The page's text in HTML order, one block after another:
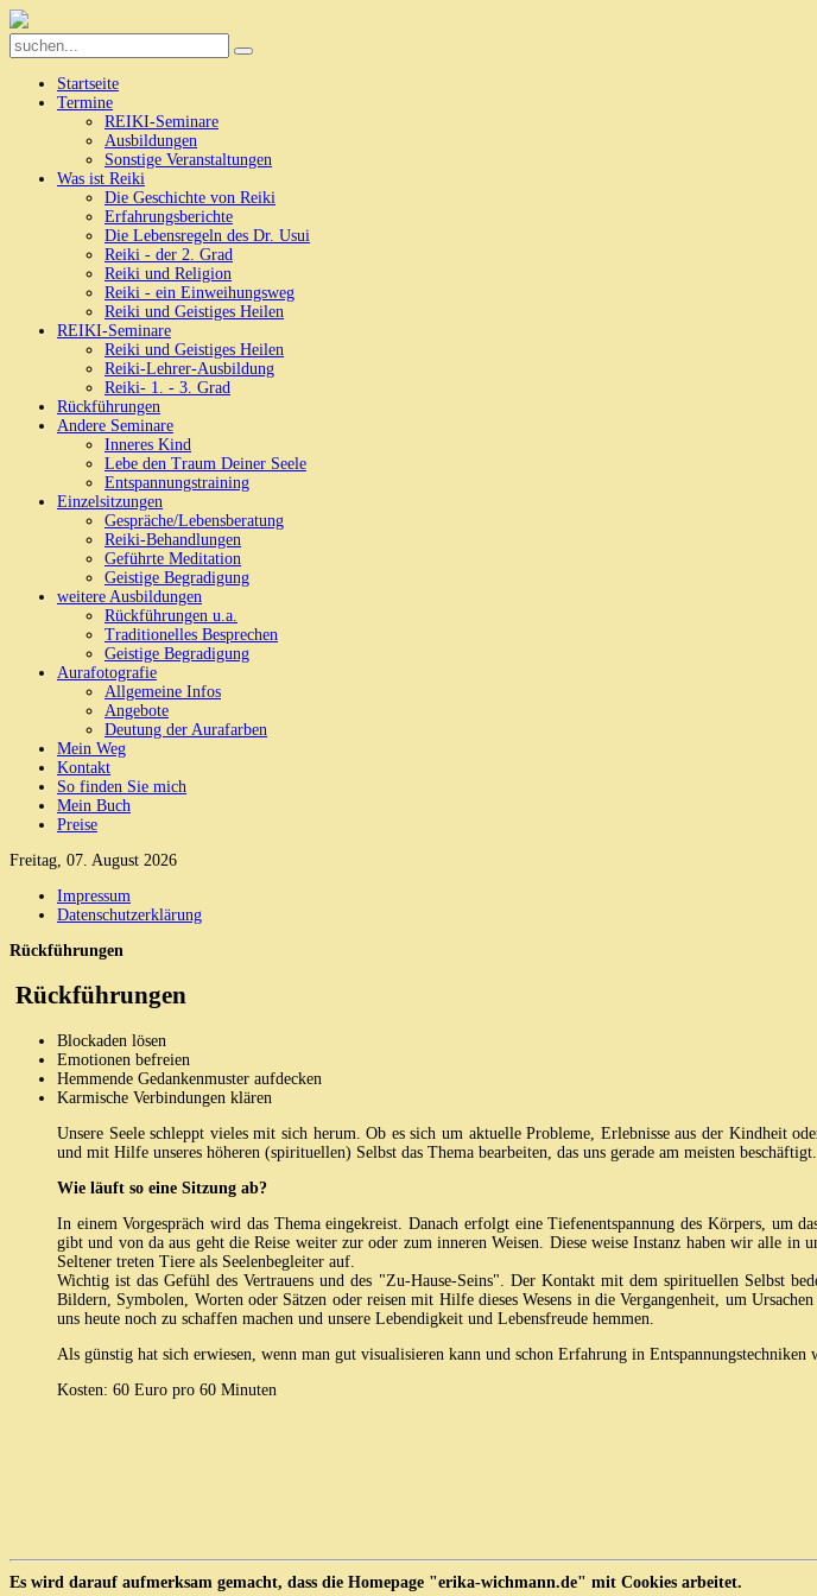
Startseite
Termine
REIKI-Seminare
Ausbildungen
Sonstige Veranstaltungen
Was ist Reiki
Die Geschichte von Reiki
Erfahrungsberichte
Die Lebensregeln des Dr. Usui
Reiki - der 2. Grad
Reiki und Religion
Reiki - ein Einweihungsweg
Reiki und Geistiges Heilen
REIKI-Seminare
Reiki und Geistiges Heilen
Reiki-Lehrer-Ausbildung
Reiki- 1. - 3. Grad
Rückführungen
Andere Seminare
Inneres Kind
Lebe den Traum Deiner Seele
Entspannungstraining
Einzelsitzungen
Gespräche/Lebensberatung
Reiki-Behandlungen
Geführte Meditation
Geistige Begradigung
weitere Ausbildungen
Rückführungen u.a.
Traditionelles Besprechen
Geistige Begradigung
Aurafotografie
Allgemeine Infos
Angebote
Deutung der Aurafarben
Mein Weg
Kontakt
So finden Sie mich
Mein Buch
Preise
Freitag, 07. August 2026
Impressum
Datenschutzerklärung
Rückführungen
Rückführungen
Blockaden lösen
Emotionen befreien
Hemmende Gedankenmuster aufdecken
Karmische Verbindungen klären
Unsere Seele schleppt vieles mit sich herum. Ob es sich um aktuelle Probleme, Erlebnisse aus der Kindheit
und mit Hilfe unseres höheren (spirituellen) Selbst das Thema bearbeiten, das uns gerade am meisten beschäftigt.
Wie läuft so eine Sitzung ab?
In einem Vorgespräch wird das Thema eingekreist. Danach erfolgt eine Tiefenentspannung des Körpers, um
gibt und von da aus geht die Reise weiter zur oder zum inneren Weisen. Diese weise Instanz haben wir alle
Seltener treten Tiere als Seelenbegleiter auf.
Wichtig ist das Gefühl des Vertrauens und des "Zu-Hause-Seins". Der Kontakt mit dem spirituellen Selbst
Bildern, Symbolen, Worten oder Sätzen oder reisen mit Hilfe dieses Wesens in die Vergangenheit, um
uns heute noch zu schaffen machen und unsere Lebendigkeit und Lebensfreude hemmen.
Als günstig hat sich erwiesen, wenn man gut visualisieren kann und schon Erfahrung in
Kosten: 60 Euro pro 60 Minuten
Es wird darauf aufmerksam gemacht, dass die Homepage "erika-wichmann.de" mit Cookies arbeitet.